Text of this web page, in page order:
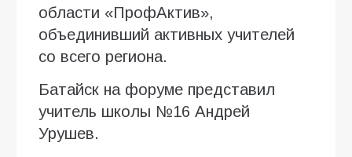
области «ПрофАктив»,
объединивший активных учителей
со всего региона.
Батайск на форуме представил
учитель школы №16 Андрей
Урушев.